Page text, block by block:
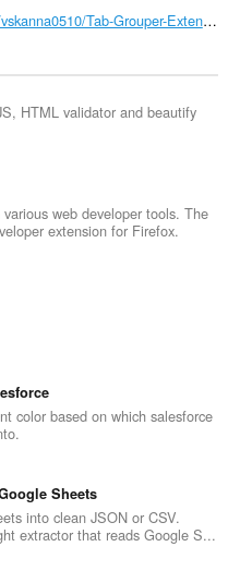
https://github.com/vskanna0510/Tab-Grouper-Extension
HTML validator and beautify
web developer tools. The
extension for Firefox.
color based on which salesforce
Sheets
into clean JSON or CSV.
extractor that reads Google S...